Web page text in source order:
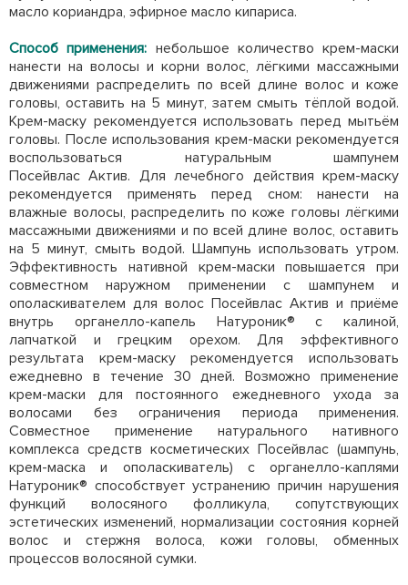
масло кориандра, эфирное масло кипариса.
Способ применения: небольшое количество крем-маски
нанести на волосы и корни волос, лёгкими массажными
движениями распределить по всей длине волос и коже
головы, оставить на 5 минут, затем смыть тёплой водой.
Крем-маску рекомендуется использовать перед мытьём
головы. После использования крем-маски рекомендуется
воспользоваться натуральным шампунем
Посейвлас Актив. Для лечебного действия крем-маску
рекомендуется применять перед сном: нанести на
влажные волосы, распределить по коже головы лёгкими
массажными движениями и по всей длине волос, оставить
на 5 минут, смыть водой. Шампунь использовать утром.
Эффективность нативной крем-маски повышается при
совместном наружном применении с шампунем и
ополаскивателем для волос Посейвлас Актив и приёме
внутрь органелло-капель Натуроник® с калиной,
лапчаткой и грецким орехом. Для эффективного
результата крем-маску рекомендуется использовать
ежедневно в течение 30 дней. Возможно применение
крем-маски для постоянного ежедневного ухода за
волосами без ограничения периода применения.
Совместное применение натурального нативного
комплекса средств косметических Посейвлас (шампунь,
крем-маска и ополаскиватель) с органелло-каплями
Натуроник® способствует устранению причин нарушения
функций волосяного фолликула, сопутствующих
эстетических изменений, нормализации состояния корней
волос и стержня волоса, кожи головы, обменных
процессов волосяной сумки.